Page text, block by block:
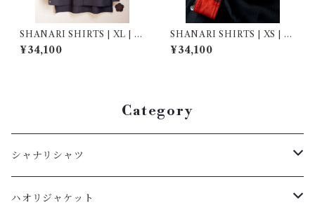
SHANARI SHIRTS | XL | 2
62011
¥34,100
SHANARI SHIRTS | XS | 2
62037
¥34,100
Category
シャナリシャツ
長袖
ハオリジャケット